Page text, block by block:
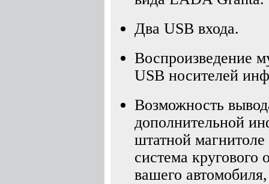
Два USB входа.
Воспроизведение
USB носителей
Возможность
дополнительной
штатной
система кругового
вашего